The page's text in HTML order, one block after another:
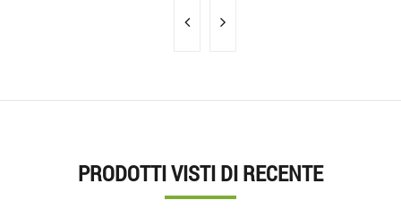
PRODOTTI VISTI DI RECENTE